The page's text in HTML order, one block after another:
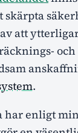
skärpta
att
.
har enligt